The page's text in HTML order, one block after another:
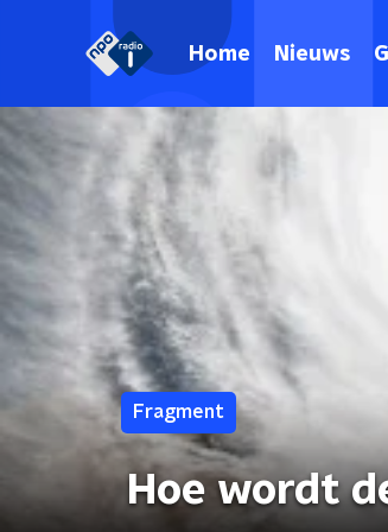
Home Nieuws
Fragment
Hoe wordt